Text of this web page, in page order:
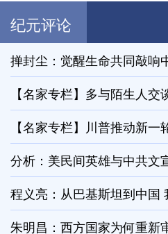
纪元评论
掸封尘：觉醒生命共同敲响
【名家专栏】多与陌生人交
【名家专栏】川普推动新一
分析：美民间英雄与中共文
程义亮：从巴基斯坦到中国
朱明昌：西方国家为何重新